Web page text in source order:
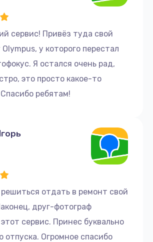
сервис! Привёз туда свой
у которого перестал
Я остался очень рад,
это просто какое-то
ребятам!
отдать в ремонт свой
друг-фотограф
сервис. Принес буквально
отпуска. Огромное спасибо